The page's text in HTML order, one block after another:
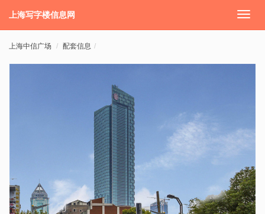
切
上海写字楼信息网
上海中信广场 配套信息